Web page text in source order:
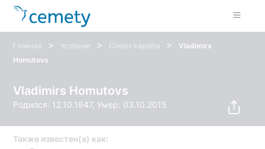
Главная > Усопшие > Ciroles kapsēta >
Vladimirs
Homutovs
Vladimirs Homutovs
Родился: 12.10.1947, Умер: 03.10.2015
Также известен(а) как: